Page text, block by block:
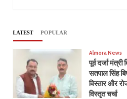
LATEST POPULAR
Almora News
पूर्व दर्जा
सतपाल सिंह
विस्तार और
विस्तृत चर्चा